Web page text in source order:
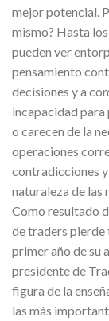
mejor potencial.
mismo? Hasta
pueden ver
pensamiento
decisiones y a
incapacidad
o carecen de la
operaciones
contradicciones
naturaleza de las
Como resultado
de traders pierde
primer año de su
presidente de
figura de la
las más